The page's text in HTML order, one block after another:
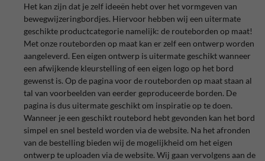
Het kan zijn dat je zelf ideeën hebt over het vormgeven van
bewegwijzeringbordjes. Hiervoor hebben wij een uitermate
geschikte productcategorie namelijk: de routeborden op maat!
Met onze routeborden op maat kan er zelf een ontwerp worden
aangeleverd. Een eigen ontwerp is uitermate geschikt wanneer
een afwijkende kleurstelling of een eigen logo op het bord
gewenst is. Op de pagina voor de routeborden op maat staan al
tal van voorbeelden van eerder geproduceerde borden. De
pagina is dus uitermate geschikt om inspiratie op te doen.
Wanneer je een geschikt routebord hebt gevonden kan het bord
simpel en snel besteld worden via de website. Na het afronden
van de bestelling bieden wij de mogelijkheid om het eigen
ontwerp te uploaden via de website. Wij gaan vervolgens aan de